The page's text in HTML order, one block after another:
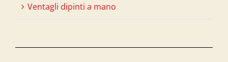
Ventagli dipinti a mano